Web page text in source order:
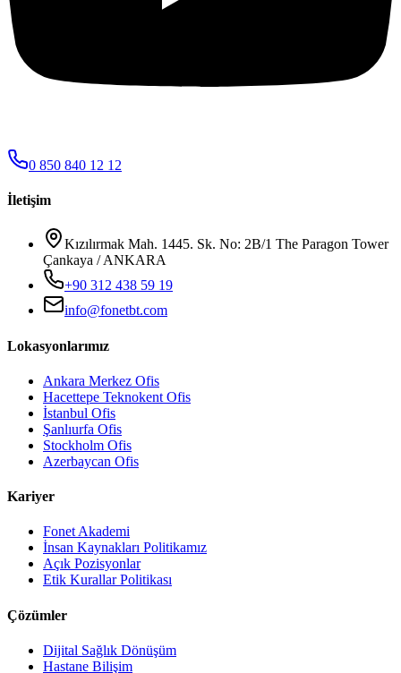
0 850 840 12 12
İletişim
Kızılırmak Mah. 1445. Sk. No: 2B/1 The Paragon Tower
Çankaya / ANKARA
+90 312 438 59 19
info@fonetbt.com
Lokasyonlarımız
Ankara Merkez Ofis
Hacettepe Teknokent Ofis
İstanbul Ofis
Şanlıurfa Ofis
Stockholm Ofis
Azerbaycan Ofis
Kariyer
Fonet Akademi
İnsan Kaynakları Politikamız
Açık Pozisyonlar
Etik Kurallar Politikası
Çözümler
Dijital Sağlık Dönüşüm
Hastane Bilişim